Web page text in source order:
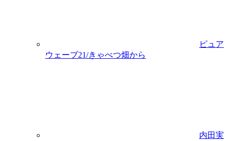
ピュア
ウェーブ21/きゃべつ畑から
内田実